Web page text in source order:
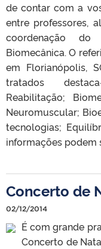
de contar com a
entre professores,
coordenação
Biomecânica. O
em Florianópolis,
tratados
Reabilitação;
Neuromuscular;
tecnologias;
informações podem
Concerto de
02/12/2014
É com grande
Concerto de